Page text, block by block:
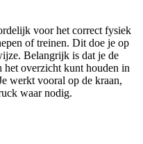
voor het correct fysiek
of treinen. Dit doe je op
Belangrijk is dat je de
het overzicht kunt houden in
werkt vooral op de kraan,
waar nodig.